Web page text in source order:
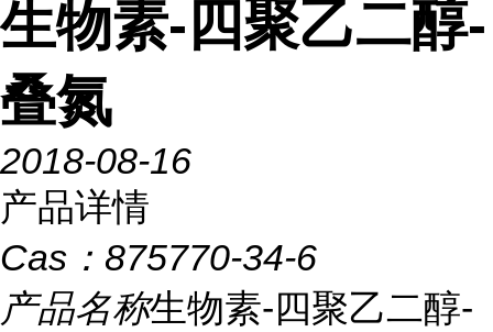
生物素-四聚乙二醇-
叠氮
2018-08-16
产品详情
Cas： 875770-34-6
产品名称生物素-四聚乙二醇-